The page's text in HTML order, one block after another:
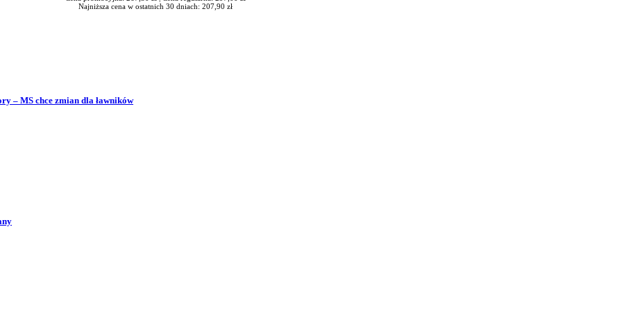
Najniższa cena w ostatnich 30 dniach: 207,90 zł
– MS chce zmian dla ławników